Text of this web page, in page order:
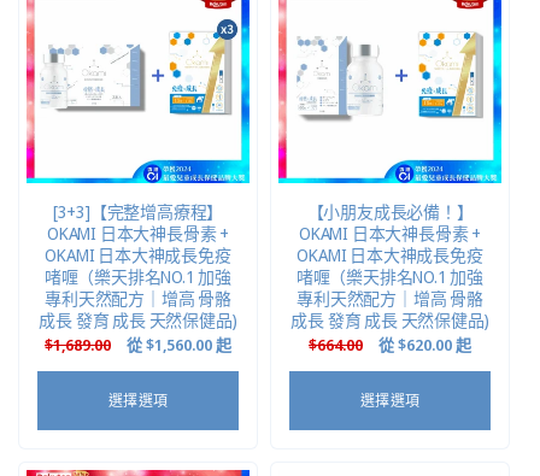
[3+3]【完整增高療程】
OKAMI 日本大神長骨素 +
OKAMI 日本大神成長免疫
啫喱（樂天排名NO.1 加強
專利天然配方｜增高 骨骼
成長 發育 成長 天然保健品)
定
$1,689.00 售
價
從$1,560.00起
選擇選項
【小朋友成長必備！】
OKAMI 日本大神長骨素 +
OKAMI 日本大神成長免疫
啫喱（樂天排名NO.1 加強
專利天然配方｜增高 骨骼
成長 發育 成長 天然保健品)
定
$664.00 售
價
從$620.00起
選擇選項